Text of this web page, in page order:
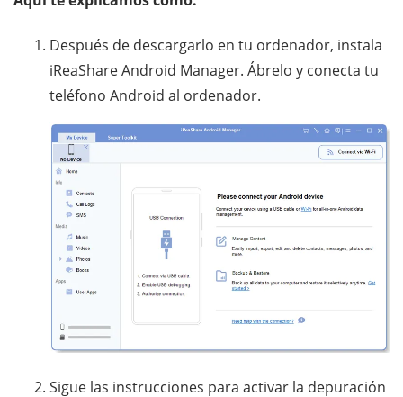
Después de descargarlo en tu ordenador, instala
iReaShare Android Manager. Ábrelo y conecta tu
teléfono Android al ordenador.
Sigue las instrucciones para activar la depuración